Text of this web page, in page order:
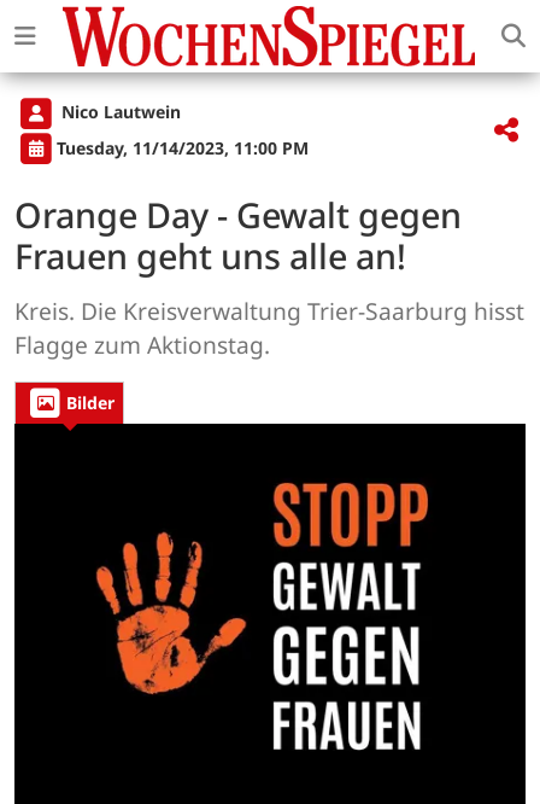
Nico Lautwein
Tuesday, 11/14/2023, 11:00 PM
Orange Day - Gewalt gegen
Frauen geht uns alle an!
Kreis. Die Kreisverwaltung Trier-Saarburg hisst
Flagge zum Aktionstag.
Bilder